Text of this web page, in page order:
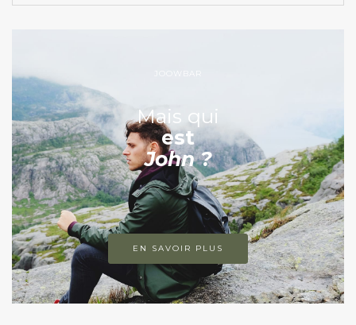
JOOWBAR
Mais qui
est
John ?
EN SAVOIR PLUS